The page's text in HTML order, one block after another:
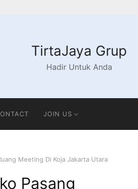
TirtaJaya Grup
Hadir Untuk Anda
JOIN US
Meeting Di Koja Jakarta Utara
Pasang